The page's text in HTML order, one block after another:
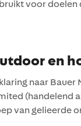
voor
en
naar
(handelend
van gelieerde